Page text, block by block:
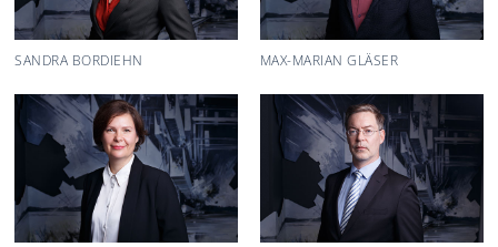
SANDRA BORDIEHN MAX-MARIAN GLÄSER